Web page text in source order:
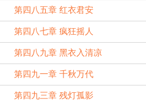
第四八五章 红衣君安
第四八七章 疯狂摇人
第四八九章 黑衣入清凉
第四九一章 千秋万代
第四九三章 残灯孤影